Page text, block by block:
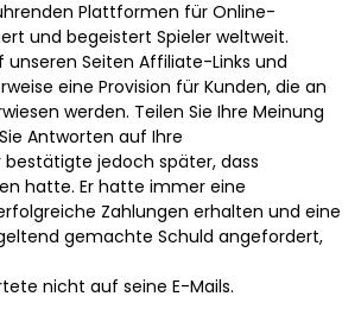
Plattformen für Online-
und begeistert Spieler weltweit.
unseren Seiten Affiliate-Links und
eine Provision für Kunden, die an
werden. Teilen Sie Ihre Meinung
Antworten auf Ihre
bestätigte jedoch später, dass
hatte. Er hatte immer eine
Zahlungen erhalten und eine
gemachte Schuld angefordert,
nicht auf seine E-Mails.